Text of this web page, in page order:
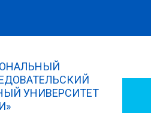
Форма
УНИВЕРСИТЕТ